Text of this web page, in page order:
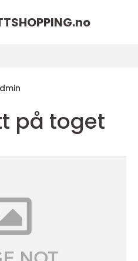
no
på toget